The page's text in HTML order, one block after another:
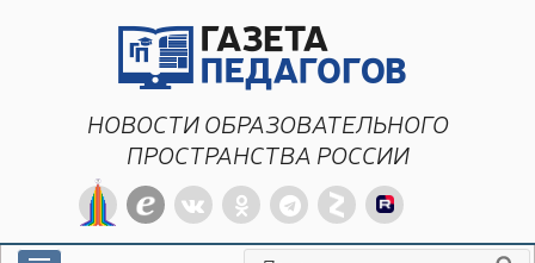
НОВОСТИ ОБРАЗОВАТЕЛЬНОГО
ПРОСТРАНСТВА РОССИИ